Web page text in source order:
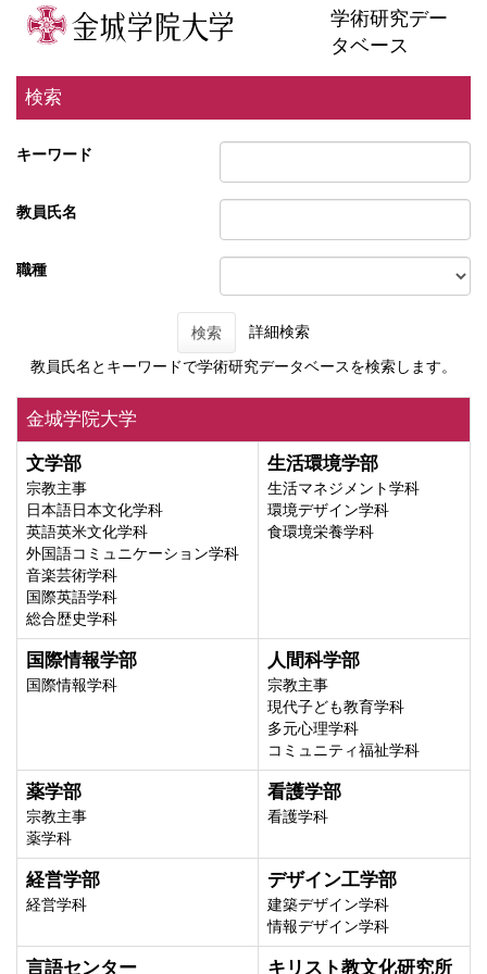
学術研究デー
タベース
検索
キーワード
教員氏名
職種
検索 詳細検索
教員氏名とキーワードで学術研究データベースを検索します。
金城学院大学
文学部
宗教主事
日本語日本文化学科
英語英米文化学科
外国語コミュニケーション学科
音楽芸術学科
国際英語学科
総合歴史学科
生活環境学部
生活マネジメント学科
環境デザイン学科
食環境栄養学科
国際情報学部
国際情報学科
人間科学部
宗教主事
現代子ども教育学科
多元心理学科
コミュニティ福祉学科
薬学部
宗教主事
薬学科
看護学部
看護学科
経営学部
経営学科
デザイン工学部
建築デザイン学科
情報デザイン学科
言語センター キリスト教文化研究所